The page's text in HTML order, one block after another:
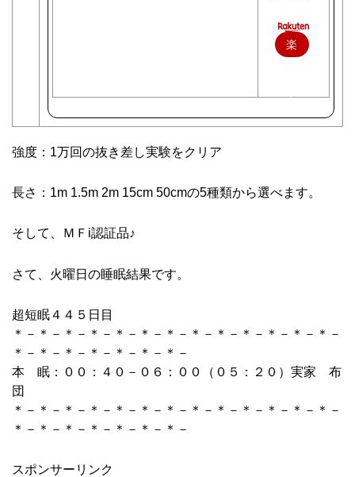
楽
で
購
強度：1万回の抜き差し実験をクリア
長さ：1m 1.5m 2m 15cm 50cmの5種類から選べます。
そして、ＭＦi認証品♪
さて、火曜日の睡眠結果です。
超短眠４４５日目
＊－＊－＊－＊－＊－＊－＊－＊－＊－＊－＊－＊－＊－
＊－＊－＊－＊－＊－＊－＊－
本 眠：００：４０－０６：００（０５：２０）実家 布
団
＊－＊－＊－＊－＊－＊－＊－＊－＊－＊－＊－＊－＊－
＊－＊－＊－＊－＊－＊－＊－
スポンサーリンク